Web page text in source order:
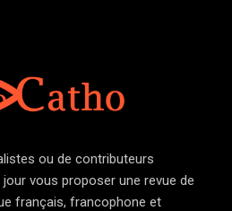
ou de contributeurs
vous proposer une revue de
français, francophone et